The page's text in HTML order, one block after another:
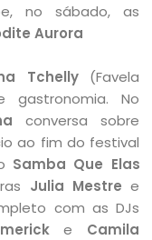
no sábado, as
Aurora
Tchelly (Favela
gastronomia. No
conversa sobre
ao fim do festival
Samba Que Elas
Julia Mestre e
com as DJs
e Camila